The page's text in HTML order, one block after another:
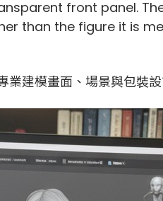
front panel.
than the figure it is
建模畫面、場景與包裝